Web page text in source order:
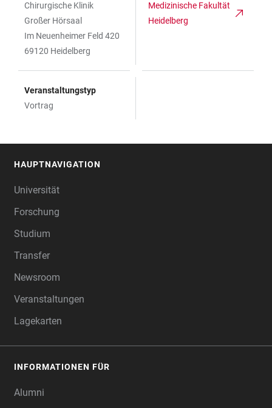
Chirurgische Klinik
Großer Hörsaal
Im Neuenheimer Feld 420
69120 Heidelberg
Medizinische Fakultät
Heidelberg
Veranstaltungstyp
Vortrag
HAUPTNAVIGATION
Universität
Forschung
Studium
Transfer
Newsroom
Veranstaltungen
Lagekarten
INFORMATIONEN FÜR
Alumni